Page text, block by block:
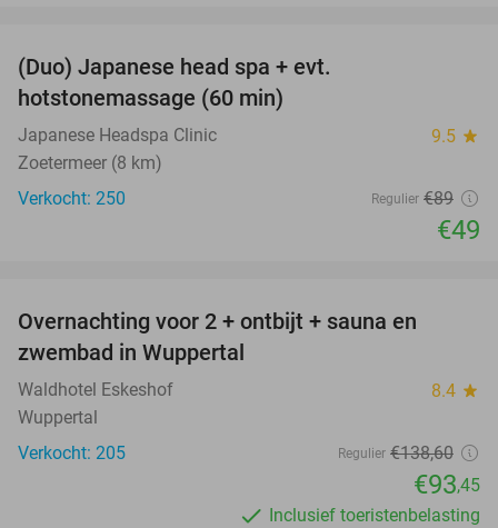
(Duo) Japanese head spa + evt.
hotstonemassage (60 min)
Japanese Headspa Clinic 9.5 star
Zoetermeer (8 km)
Verkocht: 250
Regulier €89
€49
Overnachting voor 2 + ontbijt + sauna en
zwembad in Wuppertal
Waldhotel Eskeshof 8.4 star
Wuppertal
Verkocht: 205
Regulier €138,60
€93,45
Inclusief toeristenbelasting